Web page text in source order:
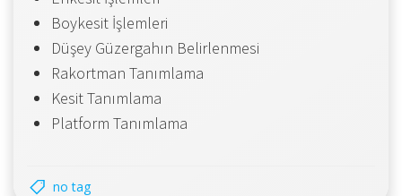
Boykesit İşlemleri
Düşey Güzergahın Belirlenmesi
Rakortman Tanımlama
Kesit Tanımlama
Platform Tanımlama
no tag